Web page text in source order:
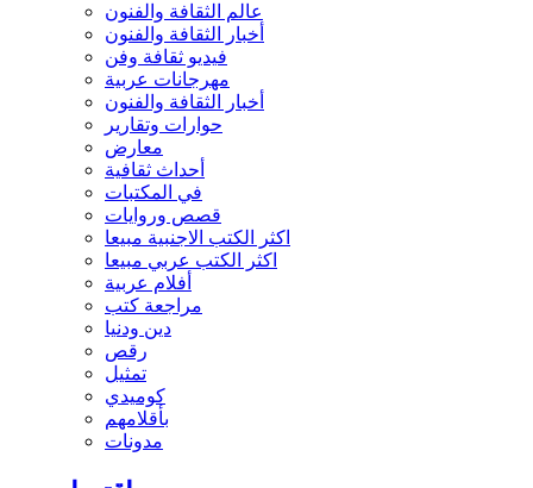
عالم الثقافة والفنون
أخبار الثقافة والفنون
فيديو ثقافة وفن
مهرجانات عربية
أخبار الثقافة والفنون
حوارات وتقارير
معارض
أحداث ثقافية
في المكتبات
قصص وروايات
اكثر الكتب الاجنبية مبيعا
اكثر الكتب عربي مبيعا
أفلام عربية
مراجعة كتب
دين ودنيا
رقص
تمثيل
كوميدي
بأقلامهم
مدونات